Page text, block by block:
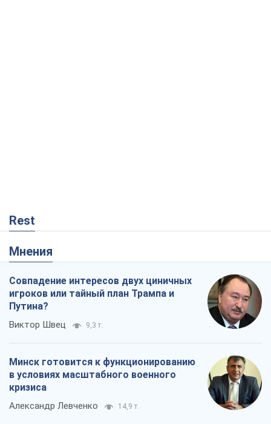
Rest
Мнения
Совпадение интересов двух циничных
игроков или тайный план Трампа и
Путина?
Виктор Швец 9,3 т.
Минск готовится к функционированию
в условиях масштабного военного
кризиса
Александр Левченко 14,9 т.